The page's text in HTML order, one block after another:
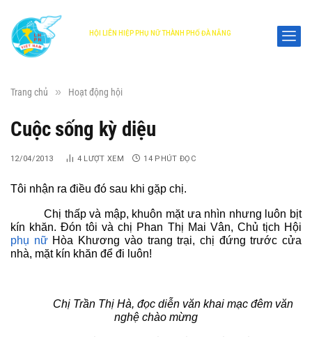
HỘI LIÊN HIỆP PHỤ NỮ THÀNH PHỐ ĐÀ NẴNG
Trang chủ » Hoạt động hội
Cuộc sống kỳ diệu
12/04/2013 4 LƯỢT XEM 14 PHÚT ĐỌC
Tôi nhận ra điều đó sau khi gặp chị.
Chị thấp và mập, khuôn mặt ưa nhìn nhưng luôn bịt
kín khăn. Đón tôi và chị Phan Thị Mai Vân, Chủ tịch Hội
phụ nữHòa Khương vào trang trại, chị đứng trước cửa
nhà, mặt kín khăn để đi luôn!
Chị Trần Thị Hà, đọc diễn văn khai mạc đêm văn
nghệ chào mừng